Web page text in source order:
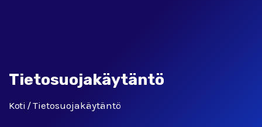
Tietosuojakäytäntö
Koti Tietosuojakäytäntö